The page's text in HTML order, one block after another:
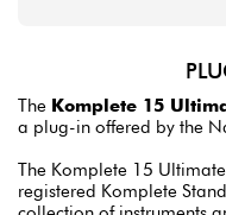
The Komplete 15
a plug-in offered by the
The Komplete 15
registered Komplete